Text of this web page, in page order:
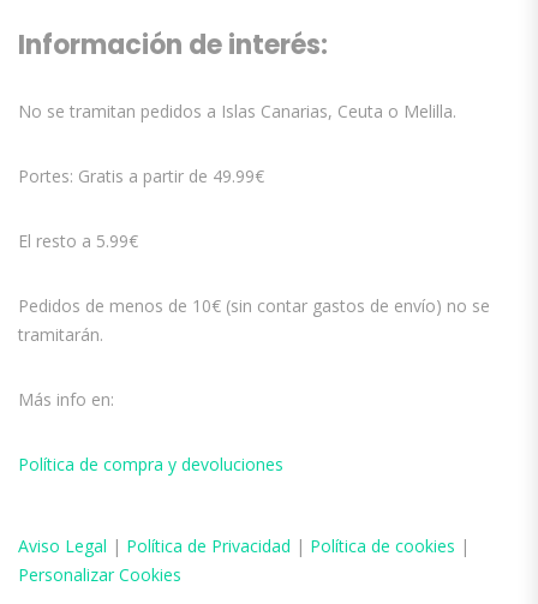
Información de interés:
No se tramitan pedidos a Islas Canarias, Ceuta o Melilla.
Portes: Gratis a partir de 49.99€
El resto a 5.99€
Pedidos de menos de 10€ (sin contar gastos de envío) no se
tramitarán.
Más info en:
Política de compra y devoluciones
Aviso Legal | Política de Privacidad | Política de cookies |
Personalizar Cookies